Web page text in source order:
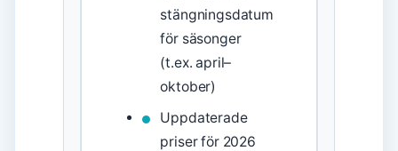
stängningsdatum
för säsonger
(t.ex. april–
oktober)
Uppdaterade
priser för 2026